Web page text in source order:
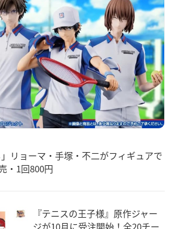
リョーマ・手塚・不二がフィギュアで
・1回800円
『テニスの王子様』原作ジャー